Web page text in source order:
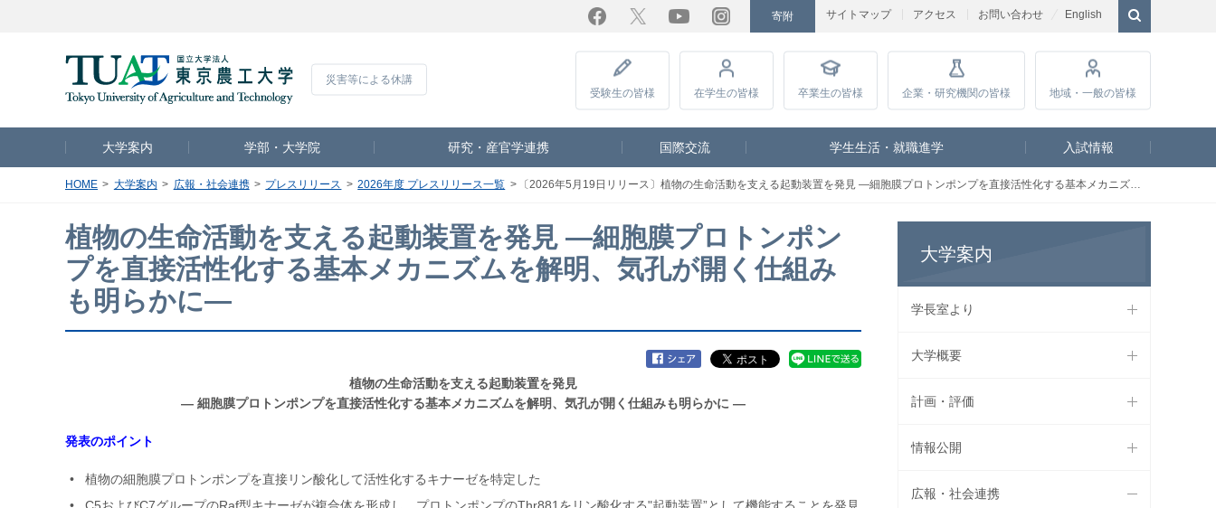
サイトマップ アクセス お問い合わせ
寄附 English
Facebook Twitter YouTube Instagram
災害等による休講
受験生の皆様 在学生の皆様 卒業生の皆様 企業・研究機関の皆様 地域・一般の皆様
大学案内 学部・大学院 研究・産官学連携 国際交流 学生生活・就職進学 入試情報
HOME 大学案内 広報・社会連携 プレスリリース 2026年度 プレスリリース一覧 〔2026年5月19日リリース〕植物の生命活動を支える起動装置を発見 ―細胞膜プロトンポンプを直接活性化する基本メカニズムを解明、気孔が開く仕組みも明らかに―
植物の生命活動を支える起動装置を発見 ―細胞膜プロトンポン
プを直接活性化する基本メカニズムを解明、気孔が開く仕組み
も明らかに―
植物の生命活動を支える起動装置を発見
― 細胞膜プロトンポンプを直接活性化する基本メカニズムを解明、気孔が開く仕組みも明らかに ―
発表のポイント
植物の細胞膜プロトンポンプを直接リン酸化して活性化するキナーゼを特定した
大学案内
学長室より
大学概要
計画・評価
情報公開
広報・社会連携